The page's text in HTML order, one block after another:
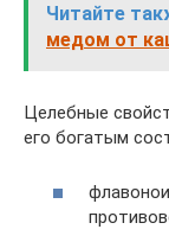
Читайте
медом от
Целебные
его богатым